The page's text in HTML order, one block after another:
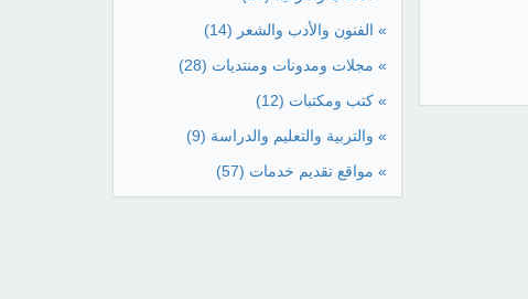
» الفنون والأدب والشعر (14)
» مجلات ومدونات ومنتديات (28)
» كتب ومكتبات (12)
» والتربية والتعليم والدراسة (9)
» مواقع تقديم خدمات (57)